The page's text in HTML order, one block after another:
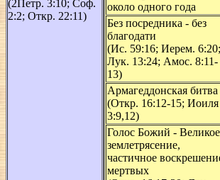
(2Петр. 3:10; Соф.
2:2; Откр. 22:11)
около одного года
Без посредника - без
благодати
(Ис. 59:16; Иерем. 6:20;
Лук. 13:24; Амос. 8:11-
13)
Армагеддонская битва
(Откр. 16:12-15; Иоиля
3:9,12)
Голос Божий - Великое
землетрясение,
частичное
мертвых